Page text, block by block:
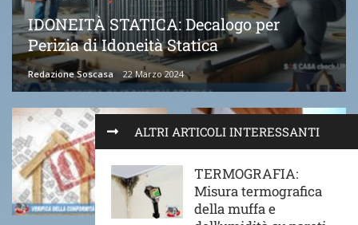
ALTRI ARTICOLI INTERESSANTI
TERMOGRAFIA:
Misura termografica
della muffa e
IDONEITÀ STATICA: Decalogo per
Perizia di Idoneità Statica
Redazione Soscasa 22 Marzo 2024